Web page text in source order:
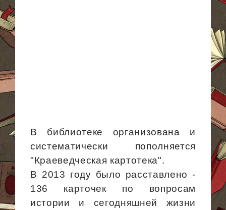
В библиотеке организована и
систематически пополняется
"Краеведческая картотека".
В 2013 году было расставлено -
136 карточек по вопросам
истории и сегодняшней жизни